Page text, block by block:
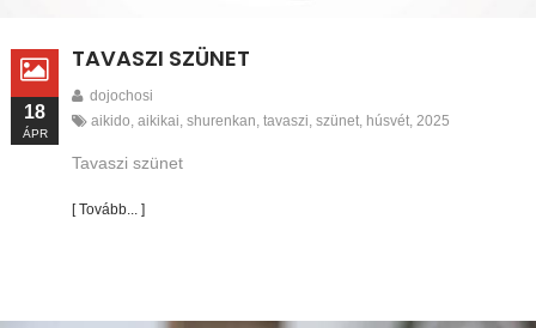
TAVASZI SZÜNET
dojochosi
aikido, aikikai, shurenkan, tavaszi, szünet, húsvét, 2025
Tavaszi szünet
[ Tovább... ]
18
ÁPR